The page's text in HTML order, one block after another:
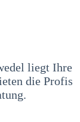
liegt Ihre
die Profis